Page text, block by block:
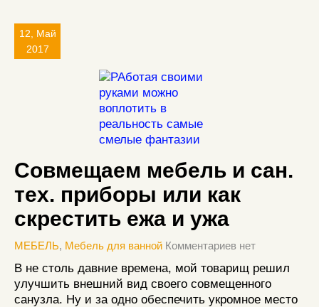
12, Май
2017
Совмещаем мебель и сан.
тех. приборы или как
скрестить ежа и ужа
МЕБЕЛЬ, Мебель для ванной Комментариев нет
В не столь давние времена, мой товарищ решил
улучшить внешний вид своего совмещенного
санузла. Ну и за одно обеспечить укромное место